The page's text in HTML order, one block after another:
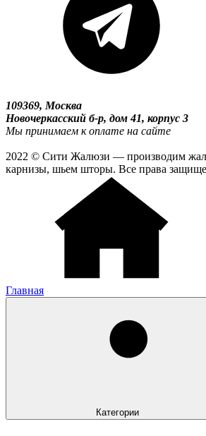
109369, Москва
Новочеркасский б-р, дом 41, корпус 3
Мы принимаем к оплате на сайте
2022 © Сити Жалюзи — производим
карнизы, шьем шторы. Все права
Главная
Категории